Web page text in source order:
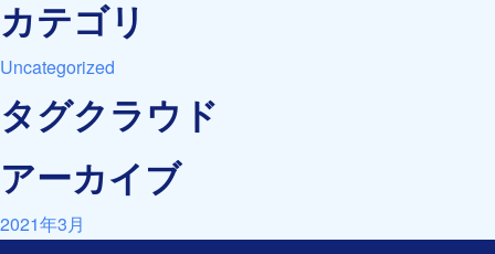
カテゴリ
Uncategorized
タグクラウド
アーカイブ
2021年3月